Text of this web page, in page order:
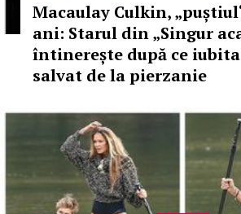
Macaulay Culkin,
ani: Starul din „Singur
întinerește după ce
salvat de la pierzanie